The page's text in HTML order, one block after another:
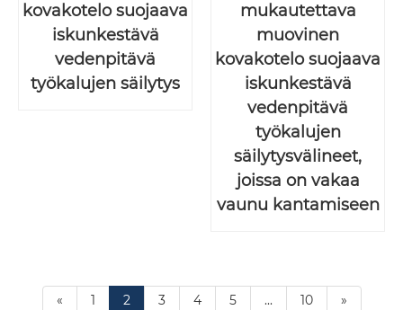
kovakotelo suojaava
iskunkestävä
vedenpitävä
työkalujen säilytys
mukautettava
muovinen
kovakotelo suojaava
iskunkestävä
vedenpitävä
työkalujen
säilytysvälineet,
joissa on vakaa
vaunu kantamiseen
« 1 2 3 4 5 ... 10 »